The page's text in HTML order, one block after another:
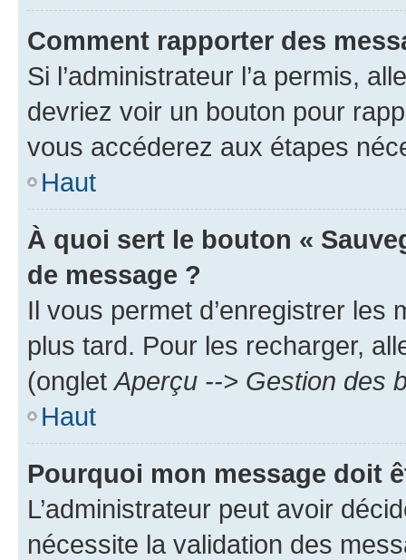
Comment rapporter des
Si l’administrateur l’a permis,
devriez voir un bouton pour
vous accéderez aux étapes
Haut
À quoi sert le bouton «
de message ?
Il vous permet d’enregistrer
plus tard. Pour les recharger,
(onglet Aperçu --> Gestion des
Haut
Pourquoi mon message doit
L’administrateur peut avoir
nécessite la validation des